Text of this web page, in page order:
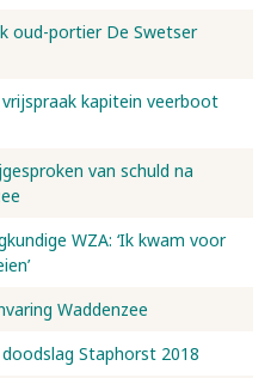
oud-portier De Swetser
kapitein veerboot
van schuld na
WZA: ‘Ik kwam voor
Waddenzee
Staphorst 2018